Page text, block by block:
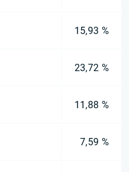
15,93 %
23,72 %
11,88 %
7,59 %